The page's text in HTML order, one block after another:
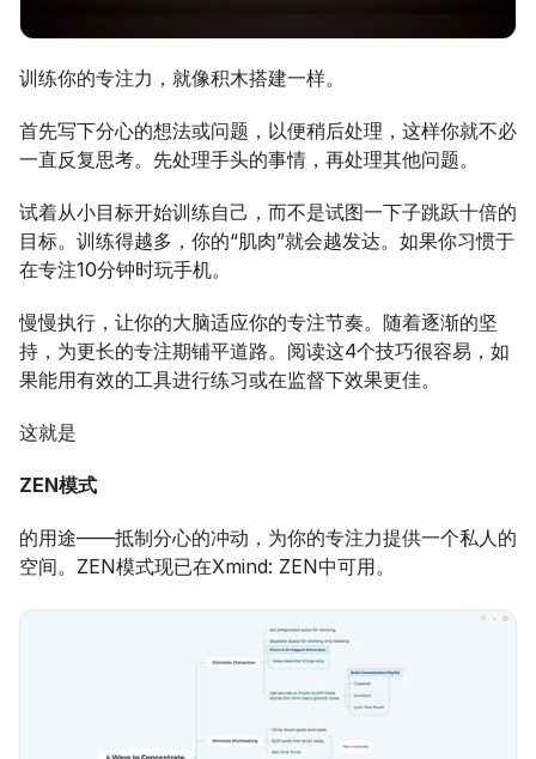
训练你的专注力，就像积木搭建一样。
首先写下分心的想法或问题，以便稍后处理，这样你就不必
一直反复思考。先处理手头的事情，再处理其他问题。
试着从小目标开始训练自己，而不是试图一下子跳跃十倍的
目标。训练得越多，你的“肌肉”就会越发达。如果你习惯于
在专注10分钟时玩手机。
慢慢执行，让你的大脑适应你的专注节奏。随着逐渐的坚
持，为更长的专注期铺平道路。阅读这4个技巧很容易，如
果能用有效的工具进行练习或在监督下效果更佳。
这就是
ZEN模式
的用途——抵制分心的冲动，为你的专注力提供一个私人的
空间。ZEN模式现已在Xmind: ZEN中可用。